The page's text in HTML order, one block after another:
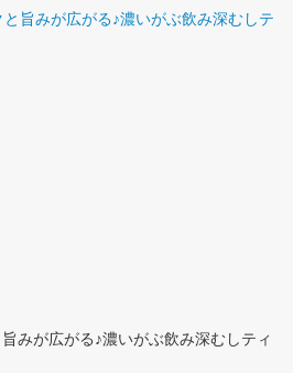
みが広がる♪濃いがぶ飲み深むしティ